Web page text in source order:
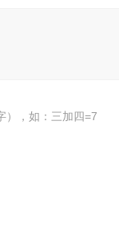
），如：三加四=7